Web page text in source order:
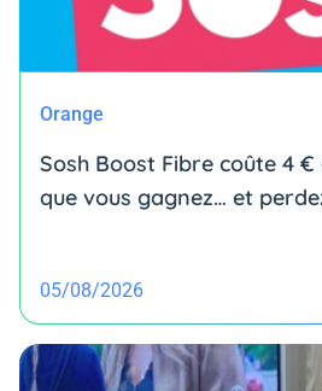
Orange
Sosh Boost Fibre coûte 4 €
que vous gagnez… et
05/08/2026